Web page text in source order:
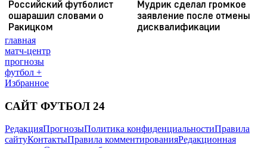
главная
матч-центр
прогнозы
футбол +
Избранное
САЙТ ФУТБОЛ 24
РедакцияПрогнозыПолитика конфиденциальностиПравила
сайтуКонтактыПравила комментированияРедакционная